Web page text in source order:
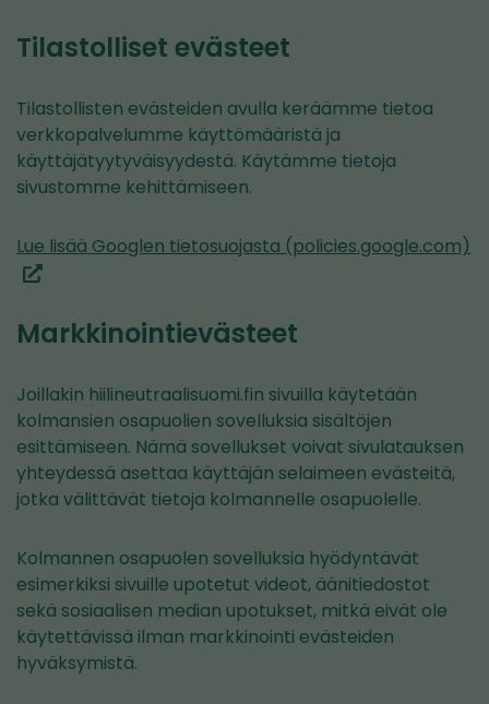
Tilastolliset evästeet
Tilastollisten evästeiden avulla keräämme tietoa
verkkopalvelumme käyttömääristä ja
käyttäjätyytyväisyydestä. Käytämme tietoja
sivustomme kehittämiseen.
Lue lisää Googlen tietosuojasta (policies.google.com)
Markkinointievästeet
Joillakin hiilineutraalisuomi.fin sivuilla käytetään
kolmansien osapuolien sovelluksia sisältöjen
esittämiseen. Nämä sovellukset voivat sivulatauksen
yhteydessä asettaa käyttäjän selaimeen evästeitä,
jotka välittävät tietoja kolmannelle osapuolelle.
Kolmannen osapuolen sovelluksia hyödyntävät
esimerkiksi sivuille upotetut videot, äänitiedostot
sekä sosiaalisen median upotukset, mitkä eivät ole
käytettävissä ilman markkinointi evästeiden
hyväksymistä.